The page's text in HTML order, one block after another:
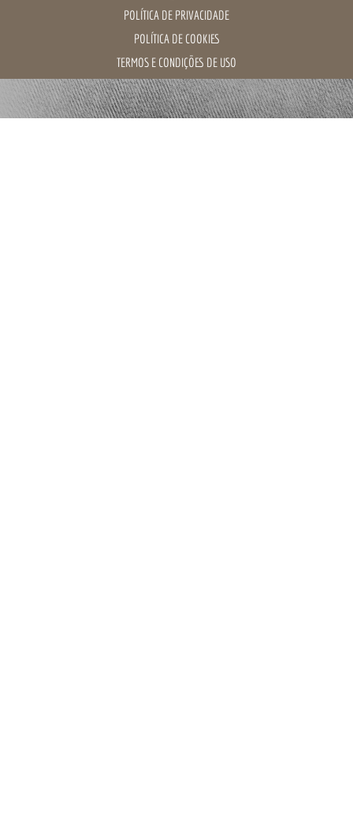
POLÍTICA DE PRIVACIDADE
POLÍTICA DE COOKIES
TERMOS E CONDIÇÕES DE USO